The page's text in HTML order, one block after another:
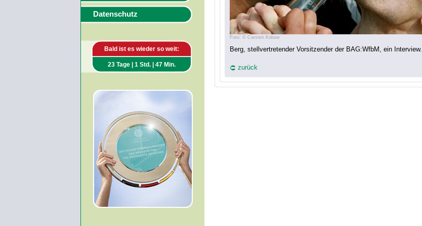
Datenschutz
Bald ist es wieder so weit:
23 Tage | 1 Std. | 47 Min.
Foto: © Carsten Kobow
Berg, stellvertretender Vorsitzender der BAG:WfbM, ein Interview.
zurück